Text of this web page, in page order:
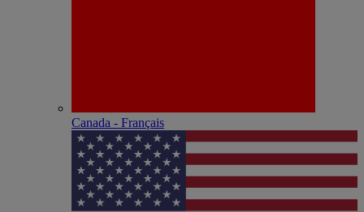
Canada - Français